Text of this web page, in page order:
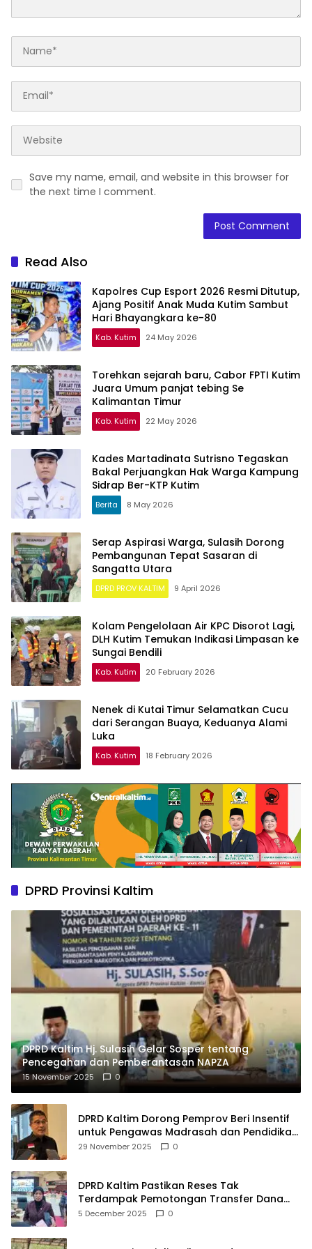
Save my name, email, and website in this browser for
the next time I comment.
Read Also
Kapolres Cup Esport 2026 Resmi Ditutup,
Ajang Positif Anak Muda Kutim Sambut
Hari Bhayangkara ke-80
Kab. Kutim 24 May 2026
Torehkan sejarah baru, Cabor FPTI Kutim
Juara Umum panjat tebing Se
Kalimantan Timur
Kab. Kutim 22 May 2026
Kades Martadinata Sutrisno Tegaskan
Bakal Perjuangkan Hak Warga Kampung
Sidrap Ber-KTP Kutim
Berita 8 May 2026
Serap Aspirasi Warga, Sulasih Dorong
Pembangunan Tepat Sasaran di
Sangatta Utara
DPRD PROV KALTIM 9 April 2026
Kolam Pengelolaan Air KPC Disorot Lagi,
DLH Kutim Temukan Indikasi Limpasan ke
Sungai Bendili
Kab. Kutim 20 February 2026
Nenek di Kutai Timur Selamatkan Cucu
dari Serangan Buaya, Keduanya Alami
Luka
Kab. Kutim 18 February 2026
DPRD Provinsi Kaltim
DPRD Kaltim Hj. Sulasih Gelar Sosper tentang
Pencegahan dan Pemberantasan NAPZA
15 November 2025 0
DPRD Kaltim Dorong Pemprov Beri Insentif
untuk Pengawas Madrasah dan Pendidikan
Agama
29 November 2025 0
DPRD Kaltim Pastikan Reses Tak
Terdampak Pemotongan Transfer Dana
Pusat
5 December 2025 0